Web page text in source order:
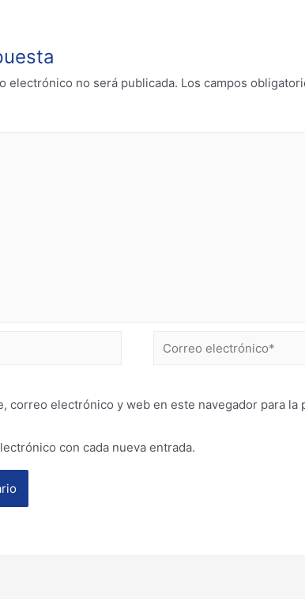
electrónico no será publicada. Los campos
correo electrónico y web en este navegador para la
con cada nueva entrada.